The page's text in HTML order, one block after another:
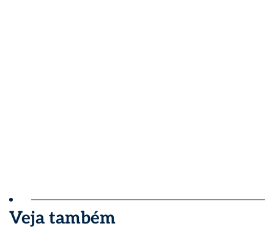
Veja também